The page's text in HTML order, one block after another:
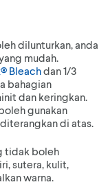
dilunturkan, anda
mudah.
Bleachdan 1/3
bahagian
dan keringkan.
gunakan
di atas.
tidak boleh
sutera, kulit,
warna.